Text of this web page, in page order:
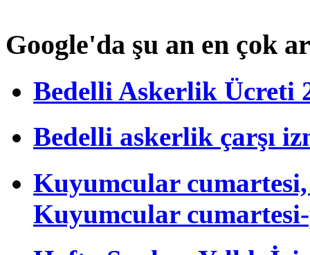
Google'da şu an en çok
Bedelli Askerlik Ücreti
Bedelli askerlik çarşı
Kuyumcular cumartesi,
Kuyumcular